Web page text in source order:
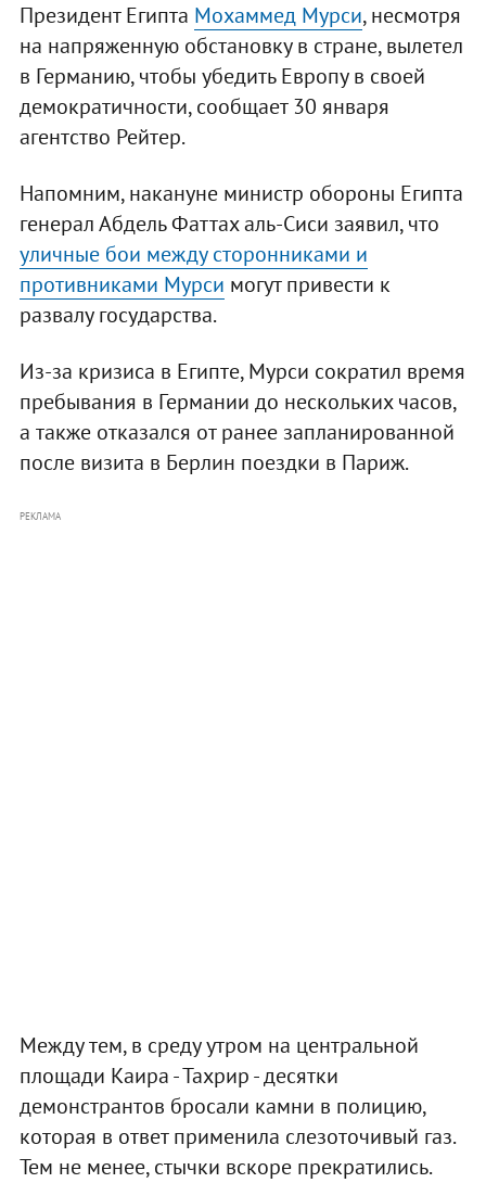
Президент Египта Мохаммед Мурси, несмотря
на напряженную обстановку в стране, вылетел
в Германию, чтобы убедить Европу в своей
демократичности, сообщает 30 января
агентство Рейтер.
Напомним, накануне министр обороны Египта
генерал Абдель Фаттах аль-Сиси заявил, что
уличные бои между сторонниками и
противниками Мурси могут привести к
развалу государства.
Из-за кризиса в Египте, Мурси сократил время
пребывания в Германии до нескольких часов,
а также отказался от ранее запланированной
после визита в Берлин поездки в Париж.
РЕКЛАМА
Между тем, в среду утром на центральной
площади Каира - Тахрир - десятки
демонстрантов бросали камни в полицию,
которая в ответ применила слезоточивый газ.
Тем не менее, стычки вскоре прекратились.